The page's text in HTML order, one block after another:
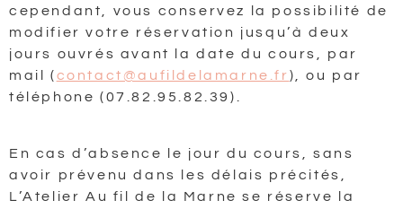
cependant, vous conservez la possibilité de
modifier votre réservation jusqu’à deux
jours ouvrés avant la date du cours, par
mail (contact@aufildelamarne.fr), ou par
téléphone (07.82.95.82.39).
En cas d’absence le jour du cours, sans
avoir prévenu dans les délais précités,
L’Atelier Au fil de la Marne se réserve la